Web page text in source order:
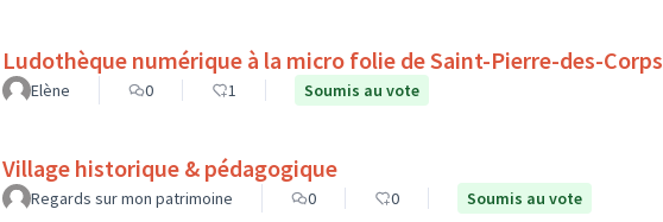
Ludothèque numérique à la micro folie de Saint-Pierre-des-Corps
Elène 0 1 Soumis au vote
Village historique & pédagogique
Regards sur mon patrimoine 0 0 Soumis au vote